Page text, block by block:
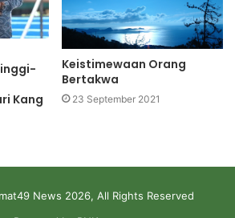
Kang
Keistimewaan Orang
Bertakwa
23 September 2021
News 2026, All Rights Reserved